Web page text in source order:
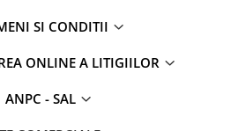
SI CONDITII
ONLINE A LITIGIILOR
ANPC - SAL